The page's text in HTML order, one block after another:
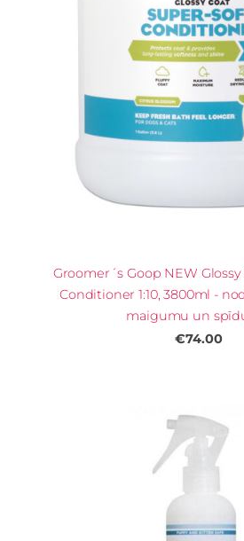
Groomer´s Goop NEW
Conditioner 1:10, 3800ml -
maigumu un
€74.00